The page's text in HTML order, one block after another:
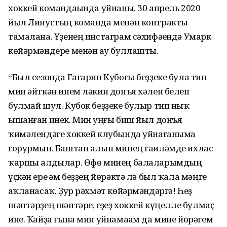
хоккей командаһында уйнаны. 30 апрель 2020
йыл Линустың команда менән контракты
тамалана. Үҙенең инстаграм сәхифәһендә Умарк
көйәрмәндере менән һау буллашты.
“Был сезонда Гагарин Кубогы беҙҙеке була тип
мин әйткән инем ләкин донъя хәлен белеп
булмай шул. Кубок беҙҙеке булыр тип ныҡ
ышанған инек. Мин һуңғы биш йыл донъя
ҡимәлендәге хоккей клубында уйнағаныма
ғорурмын. Баштан алып минең ғаиләмде ихлас
ҡаршы алдылар. Өфө минең балаларымдың
үҫкән ере һәм беҙҙең йөрәктә лә был ҡала мәңге
һаҡланасаҡ. Ҙур рәхмәт көйәрмәндәргә! Һеҙ
шәптәрҙең шәптәре, һеҙһеҙ хоккей күңелле булмаҫ
ине. Ҡайҙа ғына мин уйнамаһам да мине йөрәгем